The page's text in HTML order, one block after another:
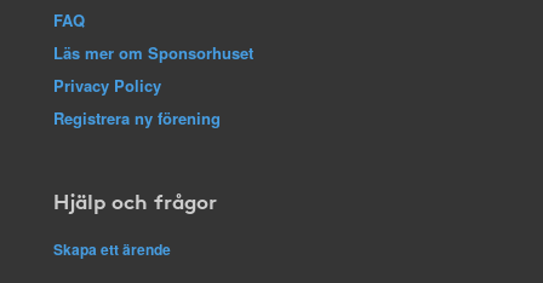
FAQ
Läs mer om Sponsorhuset
Privacy Policy
Registrera ny förening
Hjälp och frågor
Skapa ett ärende